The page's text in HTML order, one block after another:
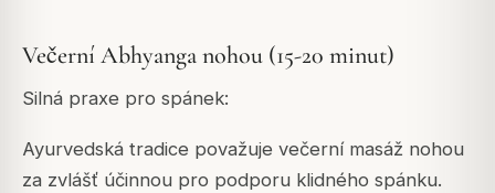
Večerní Abhyanga nohou (15-20 minut)
Silná praxe pro spánek:
Ayurvedská tradice považuje večerní masáž nohou
za zvlášť účinnou pro podporu klidného spánku.